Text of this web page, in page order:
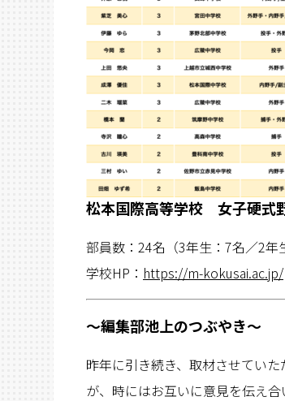
松本国際高等学校 女子硬式
部員数：24名（3年生：7名／2年
学校HP： https://m-kokusai.ac.jp/
〜編集部池上のつぶやき〜
昨年に引き続き、取材させてい
が、時にはお互いに意見を伝え